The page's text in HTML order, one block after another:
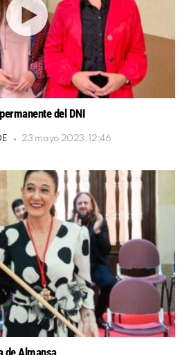
del DNI
23 mayo 2023, 12:46